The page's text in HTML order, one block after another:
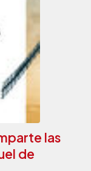
las
de